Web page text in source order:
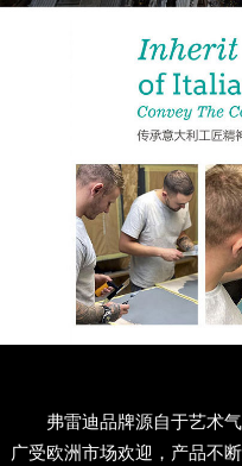
弗雷迪品牌源自于艺术
广受欧洲市场欢迎，产品不